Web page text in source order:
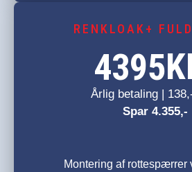
RENKLOAK+
4395
Årlig betaling |
Spar 4.355,-
Montering af rottespærrer